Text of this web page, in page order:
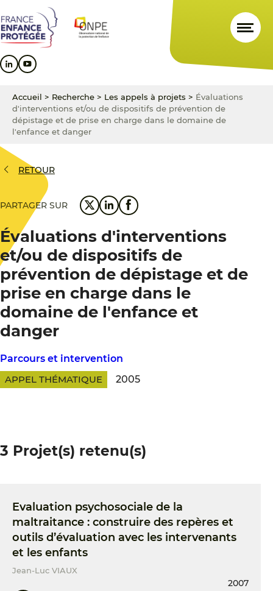
au
contenu
principal
au
menu
principal
au
pied
de
Accueil > Recherche > Les appels à projets > Évaluations
d'interventions et/ou de dispositifs de prévention de
dépistage et de prise en charge dans le domaine de
l'enfance et danger
RETOUR
PARTAGER SUR
Évaluations d'interventions
et/ou de dispositifs de
prévention de dépistage et de
prise en charge dans le
domaine de l'enfance et
danger
Parcours et intervention
APPEL THÉMATIQUE
2005
3 Projet(s) retenu(s)
Evaluation psychosociale de la
maltraitance : construire des repères et
outils d’évaluation avec les intervenants
et les enfants
Jean-Luc VIAUX
2007